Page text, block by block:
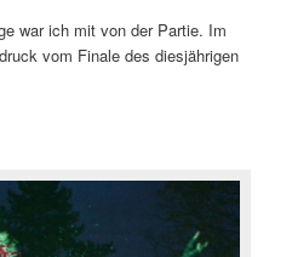
war ich mit von der Partie. Im
vom Finale des diesjährigen